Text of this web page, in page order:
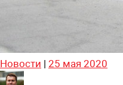
Новости | 25 мая 2020